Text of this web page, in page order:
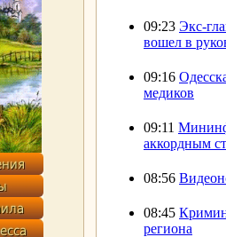
09:23 Экс-
вошел в
09:16
медиков
09:11
аккордным
08:56
08:45
региона